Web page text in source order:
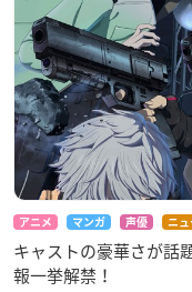
ふしぎの海のナディ
ア デジタルリマスタ
ー版
ガーゴイル
アニメ マンガ 声優 ニュ
キャストの豪華さが話
報一挙解禁！